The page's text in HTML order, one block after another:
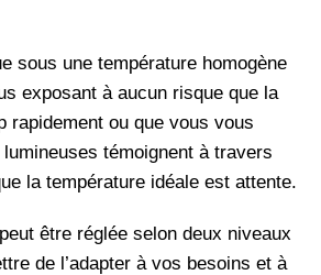
sous une température homogène
exposant à aucun risque que la
rapidement ou que vous vous
témoignent à travers
la température idéale est attente.
être réglée selon deux niveaux
de l’adapter à vos besoins et à